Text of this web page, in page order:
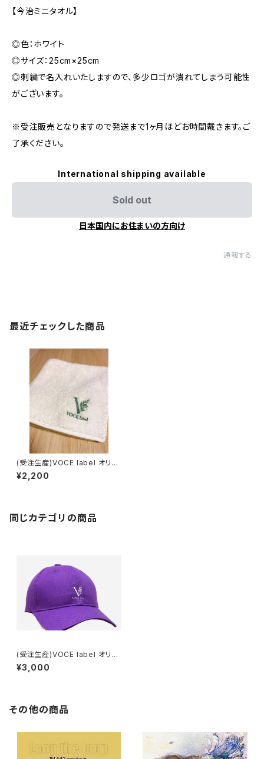
【今治ミニタオル】
◎色：ホワイト
◎サイズ：25cm×25cm
◎刺繍で名入れいたしますので、多少ロゴが潰れてしまう可能性
がございます。
※受注販売となりますので発送まで1ヶ月ほどお時間戴きます。ご
了承ください。
International shipping available
Sold out
日本国内にお住まいの方向け
通報する
最近チェックした商品
(受注生産)VOCE label オリジ
ナルハンカチ
¥2,200
同じカテゴリの商品
(受注生産)VOCE label オリジ
ナルキャップ（帽子）
¥3,000
その他の商品